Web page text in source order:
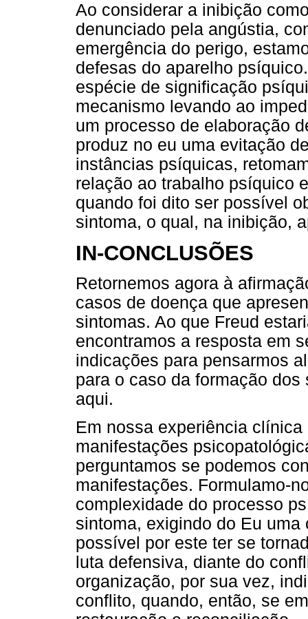
Ao considerar a inibição
denunciado pela angústia,
emergência do perigo,
defesas do aparelho
espécie de significação
mecanismo levando ao
um processo de elaboração
produz no eu uma evitação
instâncias psíquicas,
relação ao trabalho psíquico
quando foi dito ser possível
sintoma, o qual, na inibição,
IN-CONCLUSÕES
Retornemos agora à
casos de doença que
sintomas. Ao que Freud
encontramos a resposta em
indicações para pensarmos
para o caso da formação
aqui.
Em nossa experiência
manifestações
perguntamos se podemos
manifestações. Formulamo-
complexidade do processo
sintoma, exigindo do Eu
possível por este ter se
luta defensiva, diante do
organização, por sua vez,
conflito, quando, então, se